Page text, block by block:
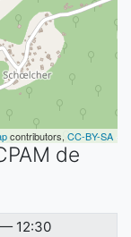
contributors, CC-BY-SA
de
12:30